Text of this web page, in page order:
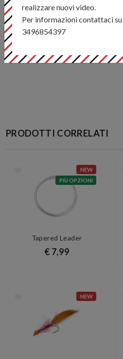
Lavezzinifly - Full Nymph
PRODOTTI CORRELATI
NEW
PIÙ OPZIONI
Tapered Leader
€ 7,99
NEW
realizzare nuovi video.
Per informazioni contattaci
3496854397